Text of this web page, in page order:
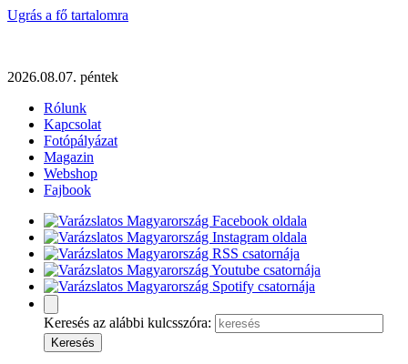
Ugrás a fő tartalomra
2026.08.07. péntek
Rólunk
Kapcsolat
Fotópályázat
Magazin
Webshop
Fajbook
Keresés az alábbi kulcsszóra: